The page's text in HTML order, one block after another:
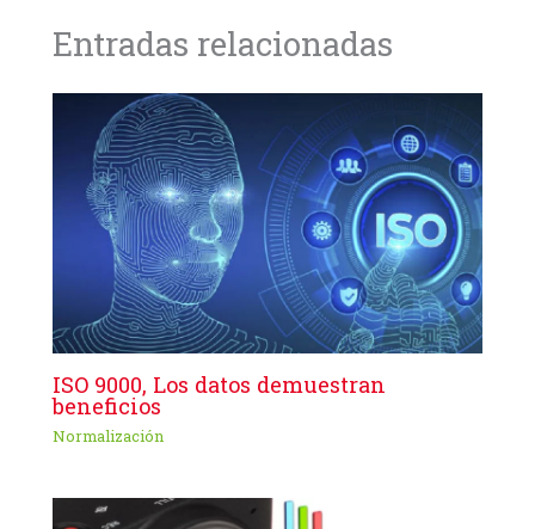
Entradas relacionadas
ISO 9000, Los datos demuestran
beneficios
Normalización